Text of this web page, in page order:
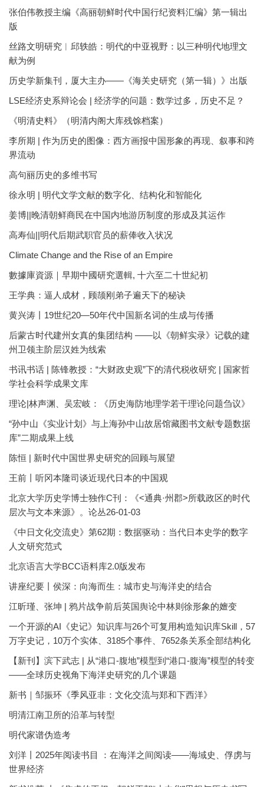
张伯伟教授主编《高丽朝鲜时代中国行纪资料汇编》第一辑出
版
丝路文明研究︱邱轶皓：明代的中亚视野：以三种明代地理文
献为例
历史学新集刊，厦大主办——《海关史研究（第一辑）》出版
LSE经济史系辩论会 | 经济学的问题：数学过多，历史不足？
《明清史料》（明清内阁大库残馀档案）
李所期 | 作为历史的图像：西方画报中国形象的再现、叙事和跨
界流动
高句丽历史的多维书写
徐永明 | 明代文学文献的数字化、结构化和智能化
姜博||晚清朝鲜商民在中国内地游历制度的形成及其运作
高寿仙||明代后期武职官员的薪俸收入状况
Climate Change and the Rise of an Empire
數據庫資源｜早期中國研究選輯, 十六至二十世紀初
王学典：逼人成材，顾颉刚弟子遍天下的秘诀
黄兴涛丨19世纪20—50年代中国新名词的生成与传播
后蒙古时代建州女真的集团结构 ——以《朝鲜实录》记载的建
州卫领主阶层汉姓为线索
书讯书话 | 陈锋教授：“大财政史观”下的清代税收研究 | 国家哲
学社会科学成果文库
理论|林声渊、吴宏岐：《历史海防地理学若干理论问题刍议》
“孙中山《实业计划》与上海孙中山故居馆藏图书文献专题数据
库”二期成果上线
陈恒 | 新时代中国世界史研究的回顾与展望
王前丨听冈本隆司谈近现代日本的中国观
北京大学历史学博士独作C刊：《<通典·州郡>所载政区的时代
层次与文本来源》。论丛26-01-03
《中日文化交流史》第62期：数据驱动：当代日本史学的数字
人文研究范式
北京语言大学BCC语料库2.0版发布
讲座纪要丨侯深：向海而生：城市史与海洋史的结合
江昕瑾、张坤 | 鸦片战争前后英国舆论中林则徐形象的嬗变
一个开源的AI《史记》知识库与26个可复用构造知识库Skill，57
万字史记，10万个实体、3185个事件、7652条关系全部结构化
【新刊】滨下武志 | 从“港口-腹地”模型到“港口-腹海”模型的转变
——全球历史视角下海洋史研究的几个课题
新书｜邹振环《季风亚非：文化交流与郑和下西洋》
明清江南卫所的沿革与转型
明代家谱伪造考
刘洋丨2025年阅读书目 ：在海洋之间阅读——海域史、俘虏与
世界经济